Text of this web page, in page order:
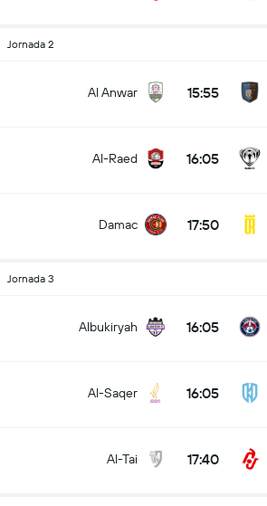
Jornada 2
Al Anwar 15:55
Al-Raed 16:05
Damac 17:50
Jornada 3
Albukiryah 16:05
Al-Saqer 16:05
Al-Tai 17:40